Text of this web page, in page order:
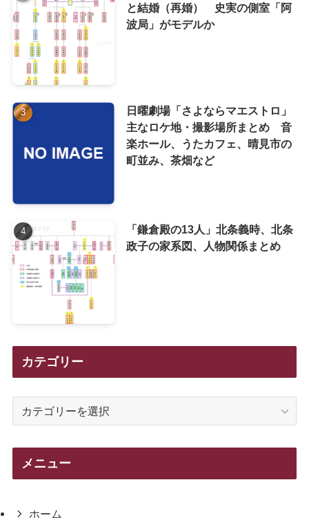
と結婚（再婚） 史実の側室「阿
波局」がモデルか
日曜劇場「さよならマエストロ」
主なロケ地・撮影場所まとめ 音
楽ホール、うたカフェ、晴見市の
町並み、茶畑など
「鎌倉殿の13人」北条義時、北条
政子の家系図、人物関係まとめ
カテゴリー
メニュー
ホーム